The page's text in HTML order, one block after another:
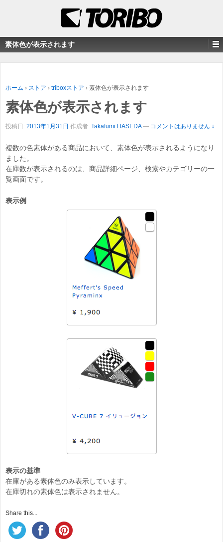
素体色が表示されます
ホーム › ストア › triboxストア › 素体色が表示されます
素体色が表示されます
投稿日: 2013年1月31日 作成者: Takafumi HASEDA — コメントはありません ↓
複数の色素体がある商品において、素体色が表示されるようになり
ました。
在庫数が表示されるのは、商品詳細ページ、検索やカテゴリーの一
覧画面です。
表示例
表示の基準
在庫がある素体色のみ表示しています。
在庫切れの素体色は表示されません。
Share this...